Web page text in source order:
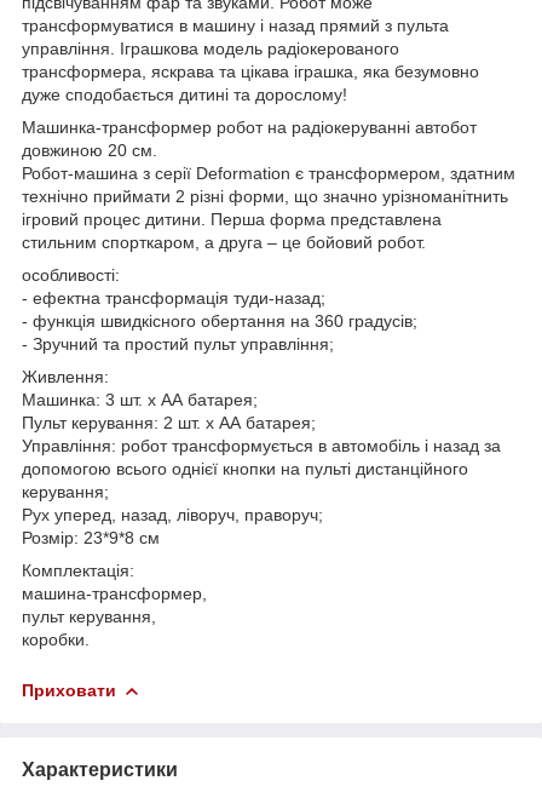
трансформуватися в машину і назад прямий з пульта
управління. Іграшкова модель радіокерованого
трансформера, яскрава та цікава іграшка, яка безумовно
дуже сподобається дитині та дорослому!
Машинка-трансформер робот на радіокеруванні автобот
довжиною 20 см.
Робот-машина з серії Deformation є трансформером, здатним
технічно приймати 2 різні форми, що значно урізноманітнить
ігровий процес дитини. Перша форма представлена
стильним спорткаром, а друга – це бойовий робот.
особливості:
- ефектна трансформація туди-назад;
- функція швидкісного обертання на 360 градусів;
- Зручний та простий пульт управління;
Живлення:
Машинка: 3 шт. х АА батарея;
Пульт керування: 2 шт. х АА батарея;
Управління: робот трансформується в автомобіль і назад за
допомогою всього однієї кнопки на пульті дистанційного
керування;
Рух уперед, назад, ліворуч, праворуч;
Розмір: 23*9*8 см
Комплектація:
машина-трансформер,
пульт керування,
коробки.
Приховати
Характеристики